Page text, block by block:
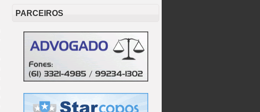
PARCEIROS